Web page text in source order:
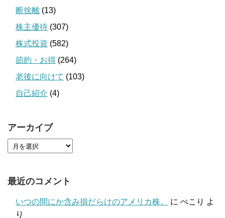
断捨離 (13)
株主優待 (307)
株式投資 (582)
節約・お得 (264)
老後に向けて (103)
自己紹介 (4)
アーカイブ
最近のコメント
いつの間にか含み損だらけのアメリカ株。 に ぺこり よ
り